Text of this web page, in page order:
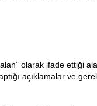
olarak ifade ettiği
açıklamalar ve